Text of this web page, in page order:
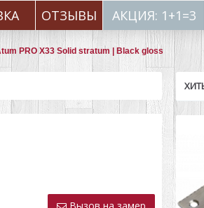
ОТЗЫВЫ АКЦИЯ: 1+1=3
PRO X33 Solid stratum | Black gloss